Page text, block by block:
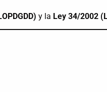
y la Ley 34/2002